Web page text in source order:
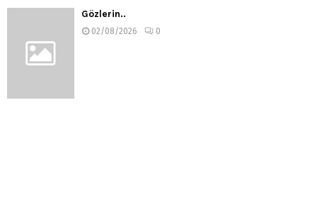
Gözlerin..
02/08/2026 0